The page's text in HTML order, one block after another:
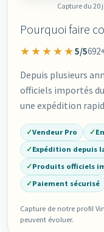
Pourquoi faire
★★★★★5/5
Depuis plusieurs
officiels importés
une expédition
✓Vendeur Pro ✓
✓Expédition depuis
✓Produits officiels
✓Paiement sécurisé
Capture de notre profil
peuvent évoluer.
Capture du 20